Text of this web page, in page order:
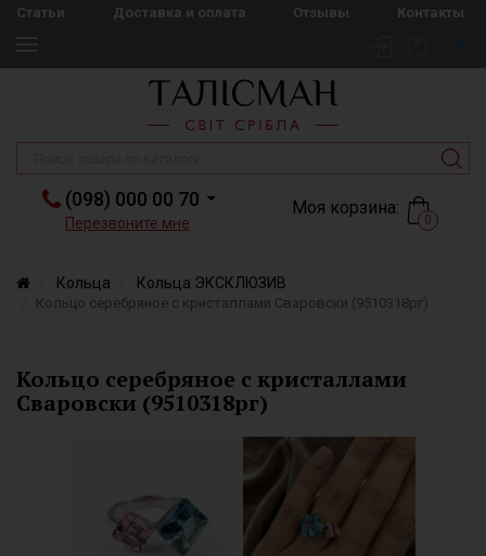
Статьи Доставка и оплата Отзывы Контакты
(098) 000 00 70
Перезвоните мне
Моя корзина:
0
Кольца Кольца ЭКСКЛЮЗИВ
Кольцо серебряное с кристаллами Сваровски (9510318рг)
Кольцо серебряное с кристаллами
Сваровски (9510318рг)